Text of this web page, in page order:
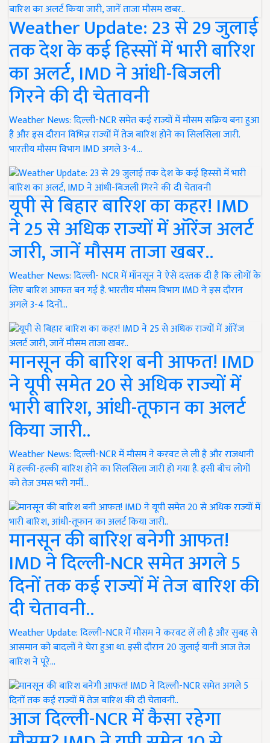
Weather Update: 23 से 29 जुलाई
तक देश के कई हिस्सों में भारी बारिश
का अलर्ट, IMD ने आंधी-बिजली
गिरने की दी चेतावनी
Weather News: दिल्ली-NCR समेत कई राज्यों में मौसम सक्रिय बना हुआ
है और इस दौरान विभिन्न राज्यों में तेज बारिश होने का सिलसिला जारी.
भारतीय मौसम विभाग IMD अगले 3-4…
यूपी से बिहार बारिश का कहर! IMD
ने 25 से अधिक राज्यों में ऑरेंज अलर्ट
जारी, जानें मौसम ताजा खबर..
Weather News: दिल्ली- NCR में मॉनसून ने ऐसे दस्तक दी है कि लोगों के
लिए बारिश आफत बन गई है. भारतीय मौसम विभाग IMD ने इस दौरान
अगले 3-4 दिनों…
मानसून की बारिश बनी आफत! IMD
ने यूपी समेत 20 से अधिक राज्यों में
भारी बारिश, आंधी-तूफान का अलर्ट
किया जारी..
Weather News: दिल्ली-NCR में मौसम ने करवट ले ली है और राजधानी
में हल्की-हल्की बारिश होने का सिलसिला जारी हो गया है. इसी बीच लोगों
को तेज उमस भरी गर्मी…
मानसून की बारिश बनेगी आफत!
IMD ने दिल्ली-NCR समेत अगले 5
दिनों तक कई राज्यों में तेज बारिश की
दी चेतावनी..
Weather Update: दिल्ली-NCR में मौसम ने करवट लें ली है और सुबह से
आसमान को बादलों ने घेरा हुआ था. इसी दौरान 20 जुलाई यानी आज तेज
बारिश ने पूरे…
आज दिल्ली-NCR में कैसा रहेगा